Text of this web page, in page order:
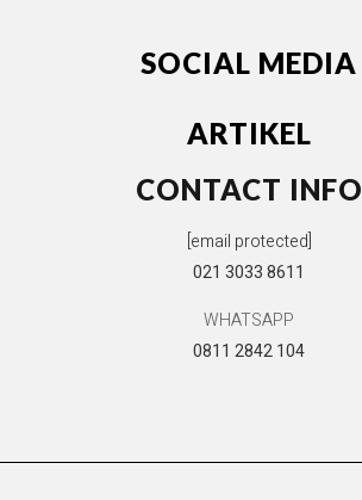
SOCIAL MEDIA
ARTIKEL
CONTACT INFO
[email protected]
021 3033 8611
WHATSAPP
0811 2842 104